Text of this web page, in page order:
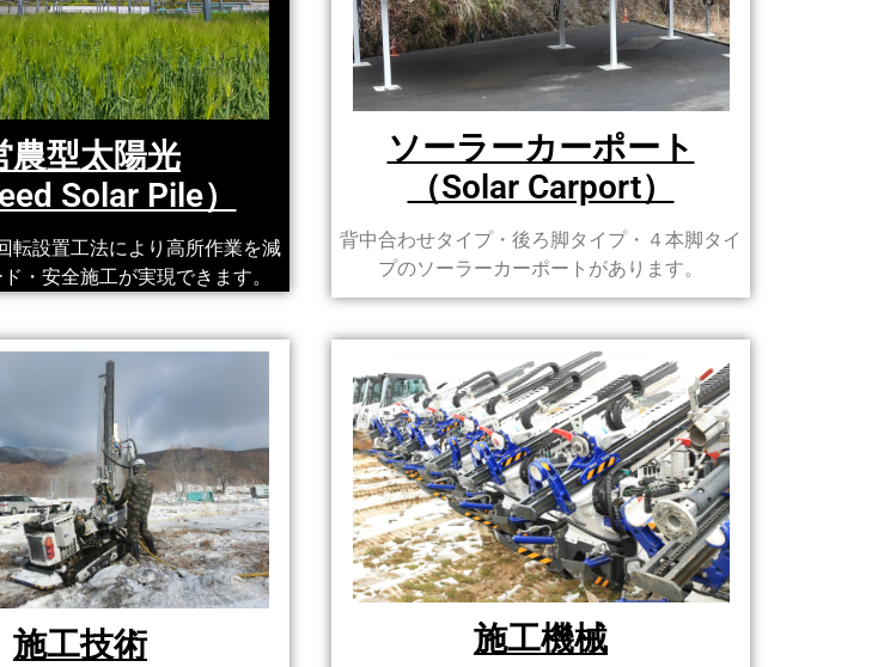
農型太陽光
Solar Pile）
転設置工法により高所作業を減
・安全施工が実現できます。
施工技術
ソーラーカーポート
（Solar Carport）
背中合わせタイプ・後ろ脚タイプ・４本脚タイ
プのソーラーカーポートがあります。
施工機械